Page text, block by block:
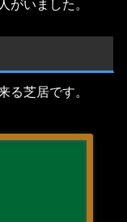
がいました。
る芝居です。